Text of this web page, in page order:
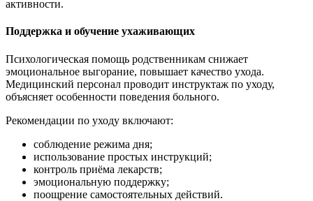
активности.
Поддержка и обучение ухаживающих
Психологическая помощь родственникам снижает
эмоциональное выгорание, повышает качество ухода.
Медицинский персонал проводит инструктаж по уходу,
объясняет особенности поведения больного.
Рекомендации по уходу включают:
соблюдение режима дня;
использование простых инструкций;
контроль приёма лекарств;
эмоциональную поддержку;
поощрение самостоятельных действий.